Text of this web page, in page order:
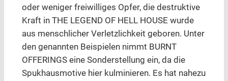
oder weniger freiwilliges Opfer, die destruktive
Kraft in THE LEGEND OF HELL HOUSE wurde
aus menschlicher Verletzlichkeit geboren. Unter
den genannten Beispielen nimmt BURNT
OFFERINGS eine Sonderstellung ein, da die
Spukhausmotive hier kulminieren. Es hat nahezu